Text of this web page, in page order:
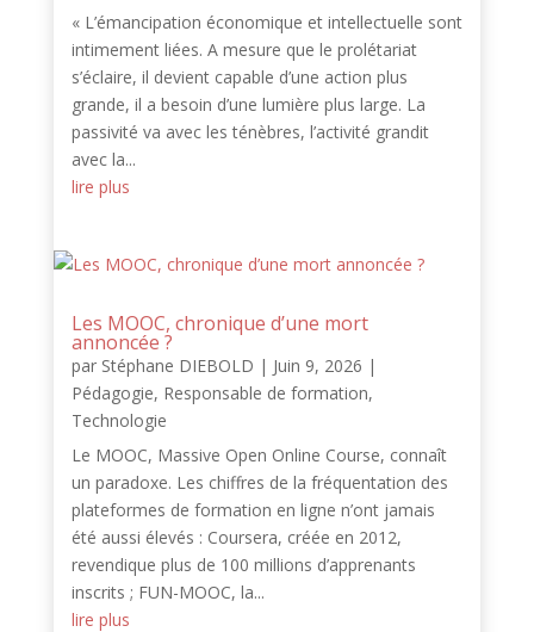
« L’émancipation économique et intellectuelle sont
intimement liées. A mesure que le prolétariat
s’éclaire, il devient capable d’une action plus
grande, il a besoin d’une lumière plus large. La
passivité va avec les ténèbres, l’activité grandit
avec la...
lire plus
Les MOOC, chronique d’une mort
annoncée ?
par Stéphane DIEBOLD | Juin 9, 2026 |
Pédagogie, Responsable de formation,
Technologie
Le MOOC, Massive Open Online Course, connaît
un paradoxe. Les chiffres de la fréquentation des
plateformes de formation en ligne n’ont jamais
été aussi élevés : Coursera, créée en 2012,
revendique plus de 100 millions d’apprenants
inscrits ; FUN-MOOC, la...
lire plus